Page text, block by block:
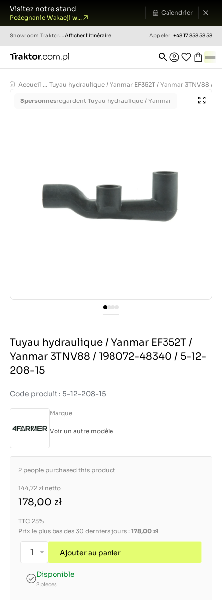
Visitez notre stand
Pożegnanie Wakacji w...
Calendrier
Showroom Traktor.com.pl Afficher l'itinéraire Appeler +48 17 858 58 58
Accueil ... Tuyau hydraulique / Yanmar EF352T / Yanmar 3TNV88 /
3personnesregardent Tuyau hydraulique / Yanmar
Tuyau hydraulique / Yanmar EF352T /
Yanmar 3TNV88 / 198072-48340 / 5-12-
208-15
Code produit : 5-12-208-15
Marque
Voir un autre modèle
2 people purchased this product
144,72 zł netto
178,00 zł
TTC 23%
Prix le plus bas des 30 derniers jours : 178,00 zł
Ajouter au panier
Disponible
2 pieces